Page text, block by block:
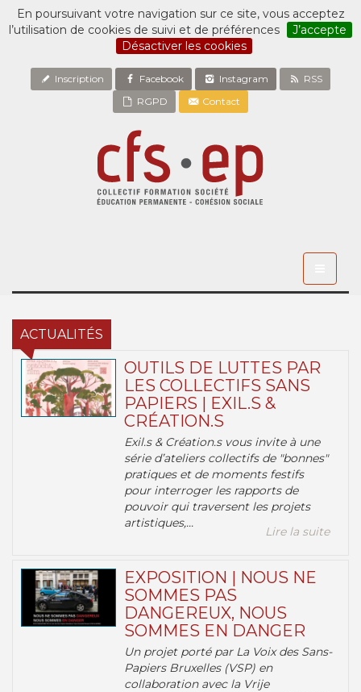
En poursuivant votre navigation sur ce site, vous acceptez
l’utilisation de cookies de suivi et de préférences
J’accepte
Désactiver les cookies
Inscription Facebook Instagram
RSS
RGPD
Contact
ACTUALITÉS
OUTILS DE LUTTES PAR
LES COLLECTIFS SANS
PAPIERS | EXIL.S &
CRÉATION.S
Exil.s & Création.s vous invite à une
série d’ateliers collectifs de "bonnes"
pratiques et de moments festifs
pour interroger les rapports de
pouvoir qui traversent les projets
artistiques,...
Lire la suite
EXPOSITION | NOUS NE
SOMMES PAS
DANGEREUX, NOUS
SOMMES EN DANGER
Un projet porté par La Voix des Sans-
Papiers Bruxelles (VSP) en
collaboration avec la Vrije